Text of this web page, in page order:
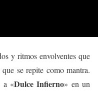
y ritmos envolventes que
se repite como mantra.
a «Dulce Infierno» en un